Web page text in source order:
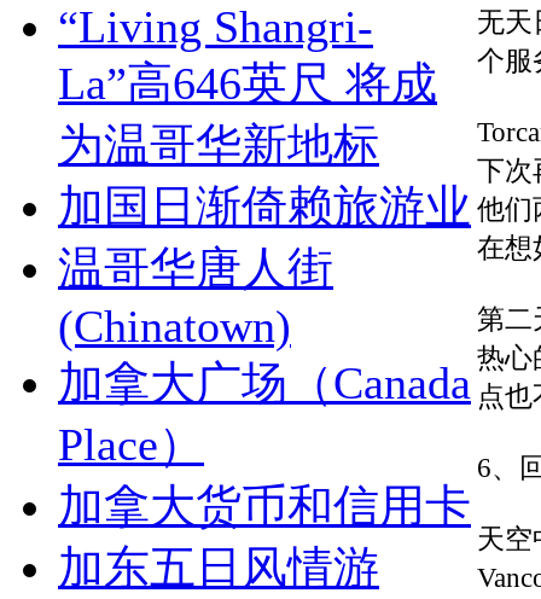
“Living Shangri-
La”高646英尺 将成
为温哥华新地标
加国日渐倚赖旅游业
温哥华唐人街
(Chinatown)
加拿大广场（Canada
Place）
加拿大货币和信用卡
加东五日风情游
无天
个服
下次
他们
在想
第二
热心
点
6、
天空